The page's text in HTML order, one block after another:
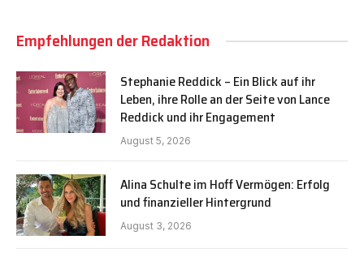
Empfehlungen der Redaktion
Stephanie Reddick – Ein Blick auf ihr
Leben, ihre Rolle an der Seite von Lance
Reddick und ihr Engagement
August 5, 2026
Alina Schulte im Hoff Vermögen: Erfolg
und finanzieller Hintergrund
August 3, 2026